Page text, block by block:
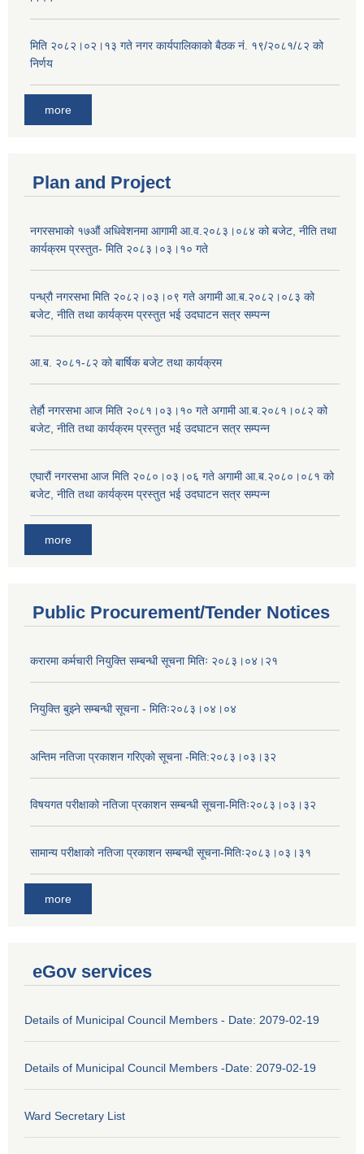
मिति २०८२।०२।१३ गते नगर कार्यपालिकाको बैठक नं. १९/२०८१/८२ को
निर्णय
more
Plan and Project
नगरसभाको १७औं अधिवेशनमा आगामी आ.व.२०८३।०८४ को बजेट, नीति तथा
कार्यक्रम प्रस्तुत- मिति २०८३।०३।१० गते
पन्ध्रौ नगरसभा मिति २०८२।०३।०९ गते अगामी आ.ब.२०८२।०८३ को
बजेट, नीति तथा कार्यक्रम प्रस्तुत भई उदघाटन सत्र सम्पन्न
आ.ब. २०८१-८२ को बार्षिक बजेट तथा कार्यक्रम
तेर्हौ नगरसभा आज मिति २०८१।०३।१० गते अगामी आ.ब.२०८१।०८२ को
बजेट, नीति तथा कार्यक्रम प्रस्तुत भई उदघाटन सत्र सम्पन्न
एघारौं नगरसभा आज मिति २०८०।०३।०६ गते अगामी आ.ब.२०८०।०८१ को
बजेट, नीति तथा कार्यक्रम प्रस्तुत भई उदघाटन सत्र सम्पन्न
more
Public Procurement/Tender Notices
करारमा कर्मचारी नियुक्ति सम्बन्धी सूचना मितिः २०८३।०४।२१
नियुक्ति बुझ्ने सम्बन्धी सूचना - मितिः२०८३।०४।०४
अन्तिम नतिजा प्रकाशन गरिएको सूचना -मिति:२०८३।०३।३२
विषयगत परीक्षाको नतिजा प्रकाशन सम्बन्धी सूचना-मितिः२०८३।०३।३२
सामान्य परीक्षाको नतिजा प्रकाशन सम्बन्धी सूचना-मितिः२०८३।०३।३१
more
eGov services
Details of Municipal Council Members - Date: 2079-02-19
Details of Municipal Council Members -Date: 2079-02-19
Ward Secretary List